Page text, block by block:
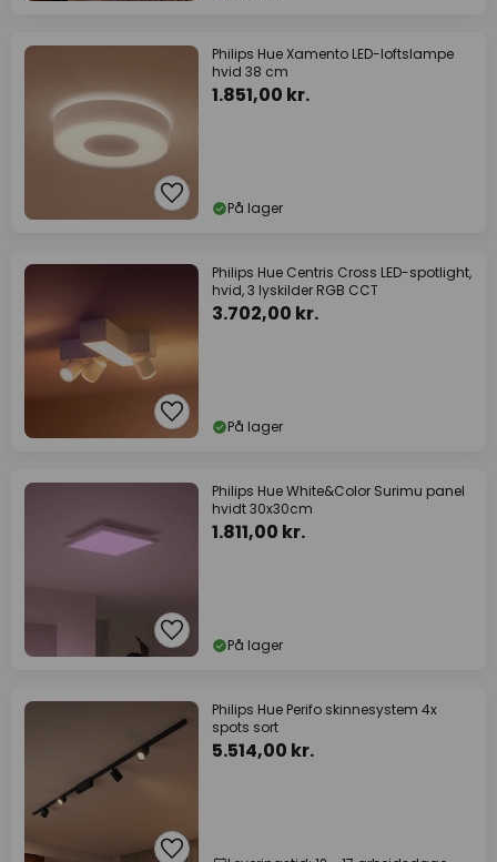
Philips Hue Xamento LED-loftslampe
hvid 38 cm
1.851,00 kr.
På lager
Philips Hue Centris Cross LED-spotlight,
hvid, 3 lyskilder RGB CCT
3.702,00 kr.
På lager
Philips Hue White&Color Surimu panel
hvidt 30x30cm
1.811,00 kr.
På lager
Philips Hue Perifo skinnesystem 4x
spots sort
5.514,00 kr.